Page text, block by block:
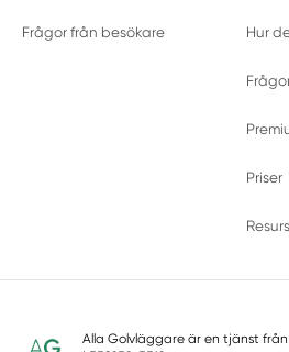
Frågor från besökare Hur
Priser
Alla Golvläggare är en tjänst